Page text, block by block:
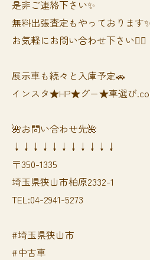
是非ご連絡下さい✨
無料出張査定もやっております
お気軽にお問い合わせ下さい🙆‍♀️
展示車も続々と入庫予定🚗
インスタ★HP★グー★車選び
🌺お問い合わせ先🌺
↓↓↓↓↓↓↓↓↓↓↓
〒350-1335
埼玉県狭山市柏原2332-1
TEL:04-2941-5273
#埼玉県狭山市
#中古車